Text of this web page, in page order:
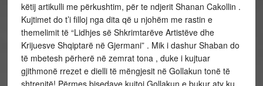
këtij artikulli me përkushtim, për te ndjerit Shanan Cakollin .
Kujtimet do t’i filloj nga dita që u njohëm me rastin e
themelimit të “Lidhjes së Shkrimtarëve Artistëve dhe
Krijuesve Shqiptarë në Gjermani” . Mik i dashur Shaban do
të mbetesh përherë në zemrat tona , duke i kujtuar
gjithmonë rrezet e dielli të mëngjesit në Gollakun tonë të
shtrenjtë! Përmes bisedave kujtoj Gollakun e bukur aty ku